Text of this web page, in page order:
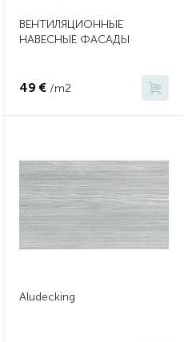
ВЕНТИЛЯЦИОННЫЕ
НАВЕСНЫЕ ФАСАДЫ
49 € /m2
Aludecking